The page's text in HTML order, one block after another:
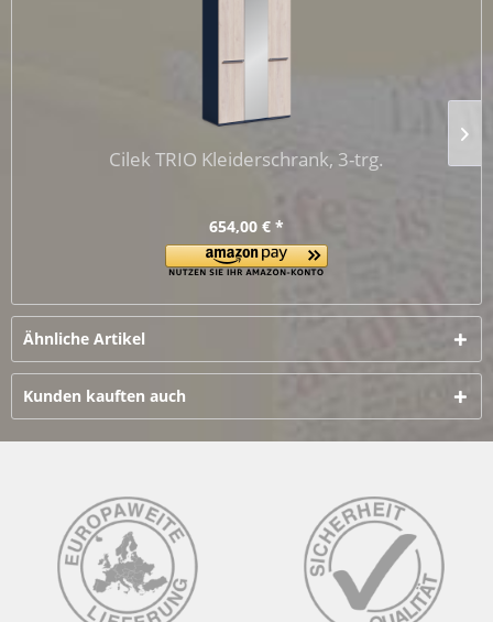
Cilek TRIO Kleiderschrank, 3-trg.
654,00 € *
Ähnliche Artikel
Kunden kauften auch